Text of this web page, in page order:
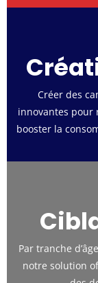
Créer des
innovantes pour
booster la
Par tranche
notre solution